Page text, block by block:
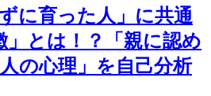
に育った人」に共通
」とは！？「親に認め
の心理」を自己分析